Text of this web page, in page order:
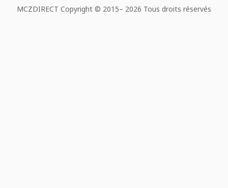
MCZDIRECT Copyright © 2015– 2026 Tous droits réservés